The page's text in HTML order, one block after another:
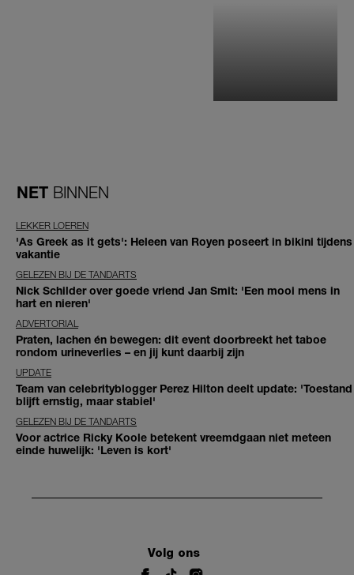
NET BINNEN
LEKKER LOEREN
'As Greek as it gets': Heleen van Royen poseert in bikini tijdens
vakantie
GELEZEN BIJ DE TANDARTS
Nick Schilder over goede vriend Jan Smit: 'Een mooi mens in
hart en nieren'
ADVERTORIAL
Praten, lachen én bewegen: dit event doorbreekt het taboe
rondom urineverlies – en jij kunt daarbij zijn
UPDATE
Team van celebrityblogger Perez Hilton deelt update: 'Toestand
blijft ernstig, maar stabiel'
GELEZEN BIJ DE TANDARTS
Voor actrice Ricky Koole betekent vreemdgaan niet meteen
einde huwelijk: 'Leven is kort'
Volg ons